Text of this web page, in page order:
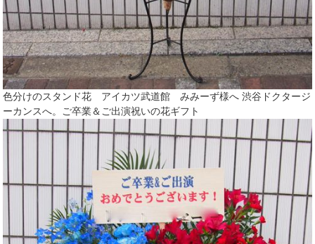
色分けのスタンド花 アイカツ武道館 みみーず様へ 渋谷ドクタージ
ーカンスへ。ご卒業＆ご出演祝いの花ギフト